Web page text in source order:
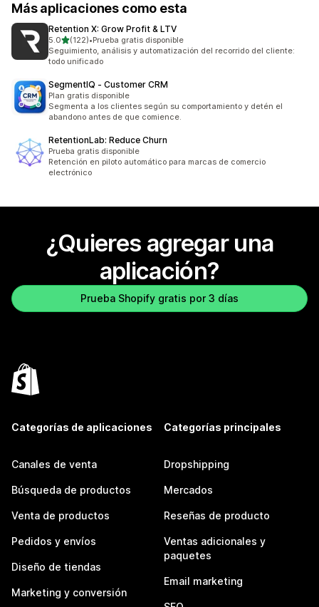
Más aplicaciones como esta
Retention X: Grow Profit & LTV
5.0de 5 estrellas
(122)
122 reseñas en total
•Prueba gratis disponible
Seguimiento, análisis y automatización del recorrido del cliente:
todo unificado
SegmentIQ ‑ Customer CRM
Plan gratis disponible
Segmenta a los clientes según su comportamiento y detén el
abandono antes de que comience.
RetentionLab: Reduce Churn
Prueba gratis disponible
Retención en piloto automático para marcas de comercio
electrónico
¿Quieres agregar una
aplicación?
Prueba Shopify gratis por 3 días
Categorías de aplicaciones
Canales de venta
Búsqueda de productos
Venta de productos
Pedidos y envíos
Diseño de tiendas
Marketing y conversión
Categorías principales
Dropshipping
Mercados
Reseñas de producto
Ventas adicionales y
paquetes
Email marketing